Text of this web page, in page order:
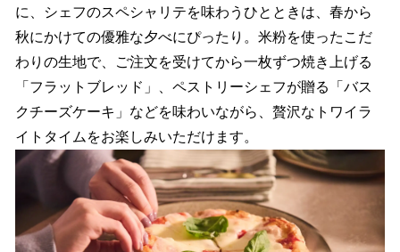
に、シェフのスペシャリテを味わうひとときは、春から
秋にかけての優雅な夕べにぴったり。米粉を使ったこだ
わりの生地で、ご注文を受けてから一枚ずつ焼き上げる
「フラットブレッド」、ペストリーシェフが贈る「バス
クチーズケーキ」などを味わいながら、贅沢なトワイラ
イトタイムをお楽しみいただけます。